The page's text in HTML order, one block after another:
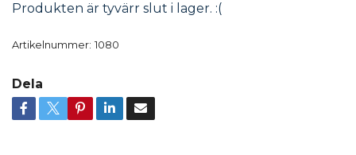
Produkten är tyvärr slut i lager. :(
Artikelnummer: 1080
Dela